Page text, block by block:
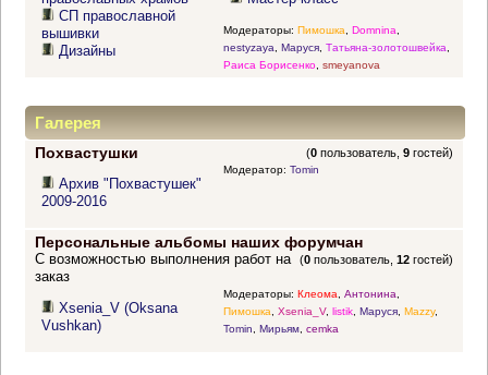
СП православной
вышивки
Дизайны
Модераторы: Пимошка Domnina
nestyzaya
Маруся, Татьяна-золотошвейка
Раиса Борисенко, smeyanova
Галерея
Похвастушки (0 пользователь,9 гостей)
Архив "Похвастушек"
2009-2016
Модератор: Tomin
Персональные альбомы наших форумчан
(0 пользователь,12 гостей)
С возможностью выполнения работ на
заказ
Xsenia_V (Oksana
Vushkan)
Модераторы: Клеома, Антонина,
Пимошка, Xsenia_V, listik, Маруся, Mazzy,
Tomin, Мирьям, cemka